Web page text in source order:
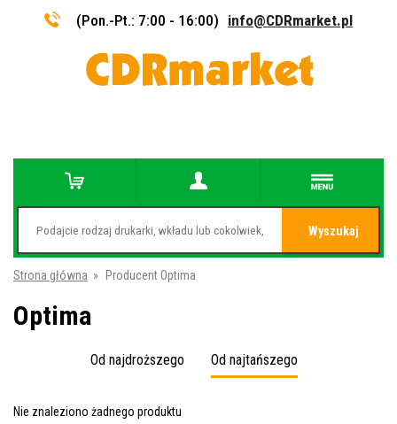
(Pon.-Pt.: 7:00 - 16:00) info@CDRmarket.pl
Wyszukaj
Strona główna » Producent Optima
Optima
Od najdroższego Od najtańszego
Nie znaleziono żadnego produktu